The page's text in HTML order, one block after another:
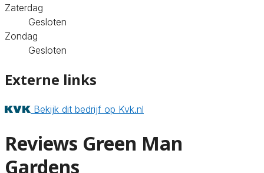
Zaterdag
Gesloten
Zondag
Gesloten
Externe links
Bekijk dit bedrijf op Kvk.nl
Reviews Green Man
Gardens